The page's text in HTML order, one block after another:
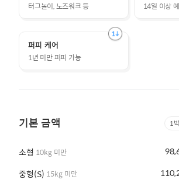
터그놀이, 노즈워크 등 14일 이상
퍼피 케어
1년 미만 퍼피 가능
기본 금액
소형 10kg 미만
중형(S) 15kg 미만
1